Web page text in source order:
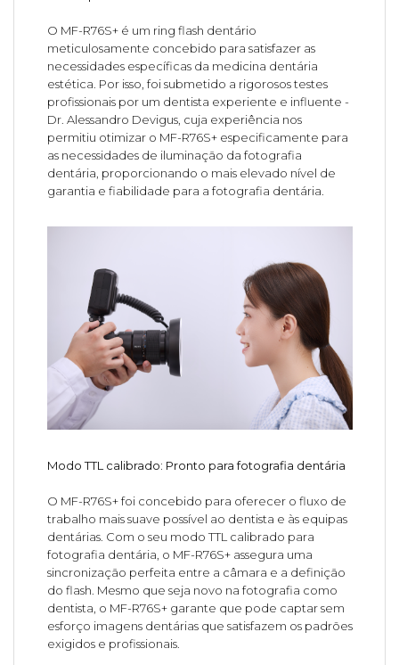
O MF-R76S+ é um ring flash dentário
meticulosamente concebido para satisfazer as
necessidades específicas da medicina dentária
estética. Por isso, foi submetido a rigorosos testes
profissionais por um dentista experiente e influente -
Dr. Alessandro Devigus, cuja experiência nos
permitiu otimizar o MF-R76S+ especificamente para
as necessidades de iluminação da fotografia
dentária, proporcionando o mais elevado nível de
garantia e fiabilidade para a fotografia dentária.
Modo TTL calibrado: Pronto para fotografia dentária
O MF-R76S+ foi concebido para oferecer o fluxo de
trabalho mais suave possível ao dentista e às equipas
dentárias. Com o seu modo TTL calibrado para
fotografia dentária, o MF-R76S+ assegura uma
sincronização perfeita entre a câmara e a definição
do flash. Mesmo que seja novo na fotografia como
dentista, o MF-R76S+ garante que pode captar sem
esforço imagens dentárias que satisfazem os padrões
exigidos e profissionais.